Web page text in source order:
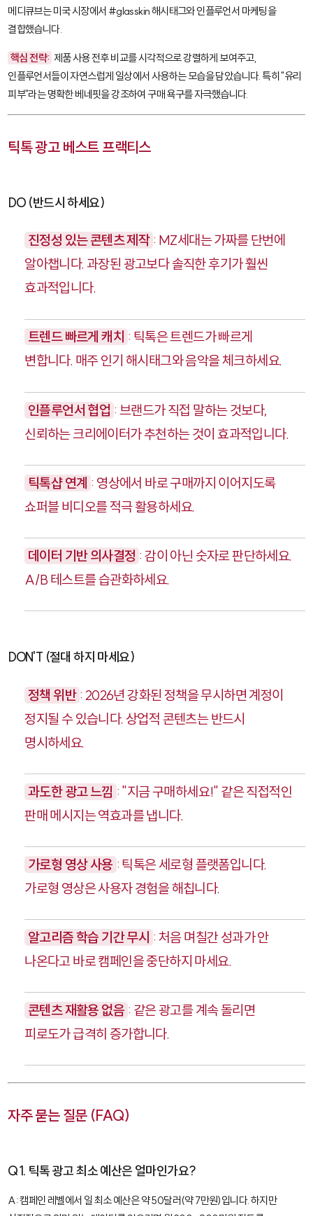
메디큐브는 미국 시장에서 #glasskin해시태그와 인플루언서 마케팅을
결합했습니다.
핵심 전략: 제품 사용 전후 비교를 시각적으로 강렬하게 보여주고,
인플루언서들이 자연스럽게 일상에서 사용하는 모습을 담았습니다. 특히 "유리
피부"라는 명확한 베네핏을 강조하여 구매 욕구를 자극했습니다.
틱톡 광고 베스트 프랙티스
DO (반드시 하세요)
진정성 있는 콘텐츠 제작 : MZ세대는 가짜를 단번에
알아챕니다. 과장된 광고보다 솔직한 후기가 훨씬
효과적입니다.
트렌드 빠르게 캐치 : 틱톡은 트렌드가 빠르게
변합니다. 매주 인기 해시태그와 음악을 체크하세요.
인플루언서 협업 : 브랜드가 직접 말하는 것보다,
신뢰하는 크리에이터가 추천하는 것이 효과적입니다.
틱톡샵 연계 : 영상에서 바로 구매까지 이어지도록
쇼퍼블 비디오를 적극 활용하세요.
데이터 기반 의사결정 : 감이 아닌 숫자로 판단하세요.
A/B 테스트를 습관화하세요.
DON'T (절대 하지 마세요)
정책 위반 : 2026년 강화된 정책을 무시하면 계정이
정지될 수 있습니다. 상업적 콘텐츠는 반드시
명시하세요.
과도한 광고 느낌 : "지금 구매하세요!" 같은 직접적인
판매 메시지는 역효과를 냅니다.
가로형 영상 사용 : 틱톡은 세로형 플랫폼입니다.
가로형 영상은 사용자 경험을 해칩니다.
알고리즘 학습 기간 무시 : 처음 며칠간 성과가 안
나온다고 바로 캠페인을 중단하지 마세요.
콘텐츠 재활용 없음 : 같은 광고를 계속 돌리면
피로도가 급격히 증가합니다.
자주 묻는 질문 (FAQ)
Q1. 틱톡 광고 최소 예산은 얼마인가요?
A: 캠페인 레벨에서 일 최소 예산은 약 50달러(약 7만원)입니다. 하지만